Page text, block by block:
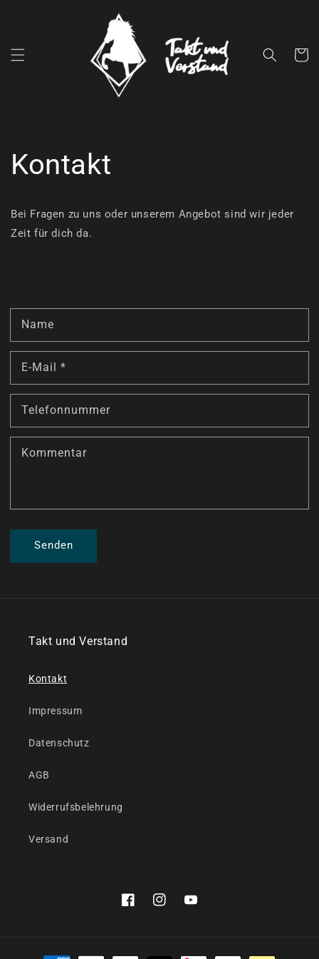
Kontakt
Bei Fragen zu uns oder unserem Angebot sind wir jeder
Zeit für dich da.
Name
E-Mail *
Telefonnummer
Kommentar
Senden
Takt und Verstand
Kontakt
Impressum
Datenschutz
AGB
Widerrufsbelehrung
Versand
FacebookInstagramYouTube